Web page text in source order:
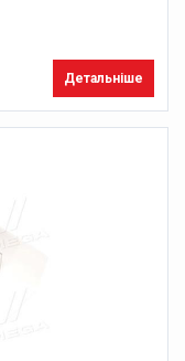
Детальніше